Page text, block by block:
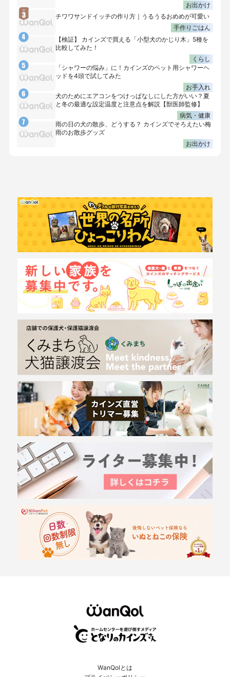
お出かけ
チワワサンドイッチの作り方｜うるうるおめめが可愛い
手作りごはん
【検証】 カインズで買える「小型犬のかじり木」5種を
比較してみた！
くらし
「シャワーの悩み」に！カインズのペット用シャワーヘ
ッドを4頭で試してみた
お手入れ
犬のためにエアコンをつけっぱなしにした方がいい？夏
と冬の最適な設定温度と注意点を解説【獣医師監修】
病気・健康
雨の日の犬の散歩、どうする？ カインズでそろえたい梅
雨のお散歩グッズ
お出かけ
WanQolとは